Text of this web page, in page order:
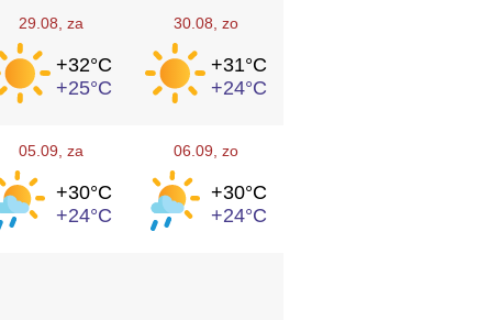
29.08 , za
+32°C
+25°C
30.08 , zo
+31°C
+24°C
05.09 , za
+30°C
+24°C
06.09 , zo
+30°C
+24°C